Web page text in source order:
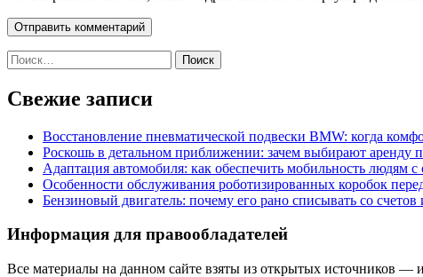
Найти:
Свежие записи
Восстановление пневматической подвески BMW: когда
Роскошь в детальном приближении: зачем выбирают аренду
Адаптация автомобиля: как обеспечить мобильность людям
Особенности обслуживания роботизированных коробок
Бензиновый двигатель: почему его рано списывать со
Информация для правообладателей
Все материалы на данном сайте взяты из открытых источников —